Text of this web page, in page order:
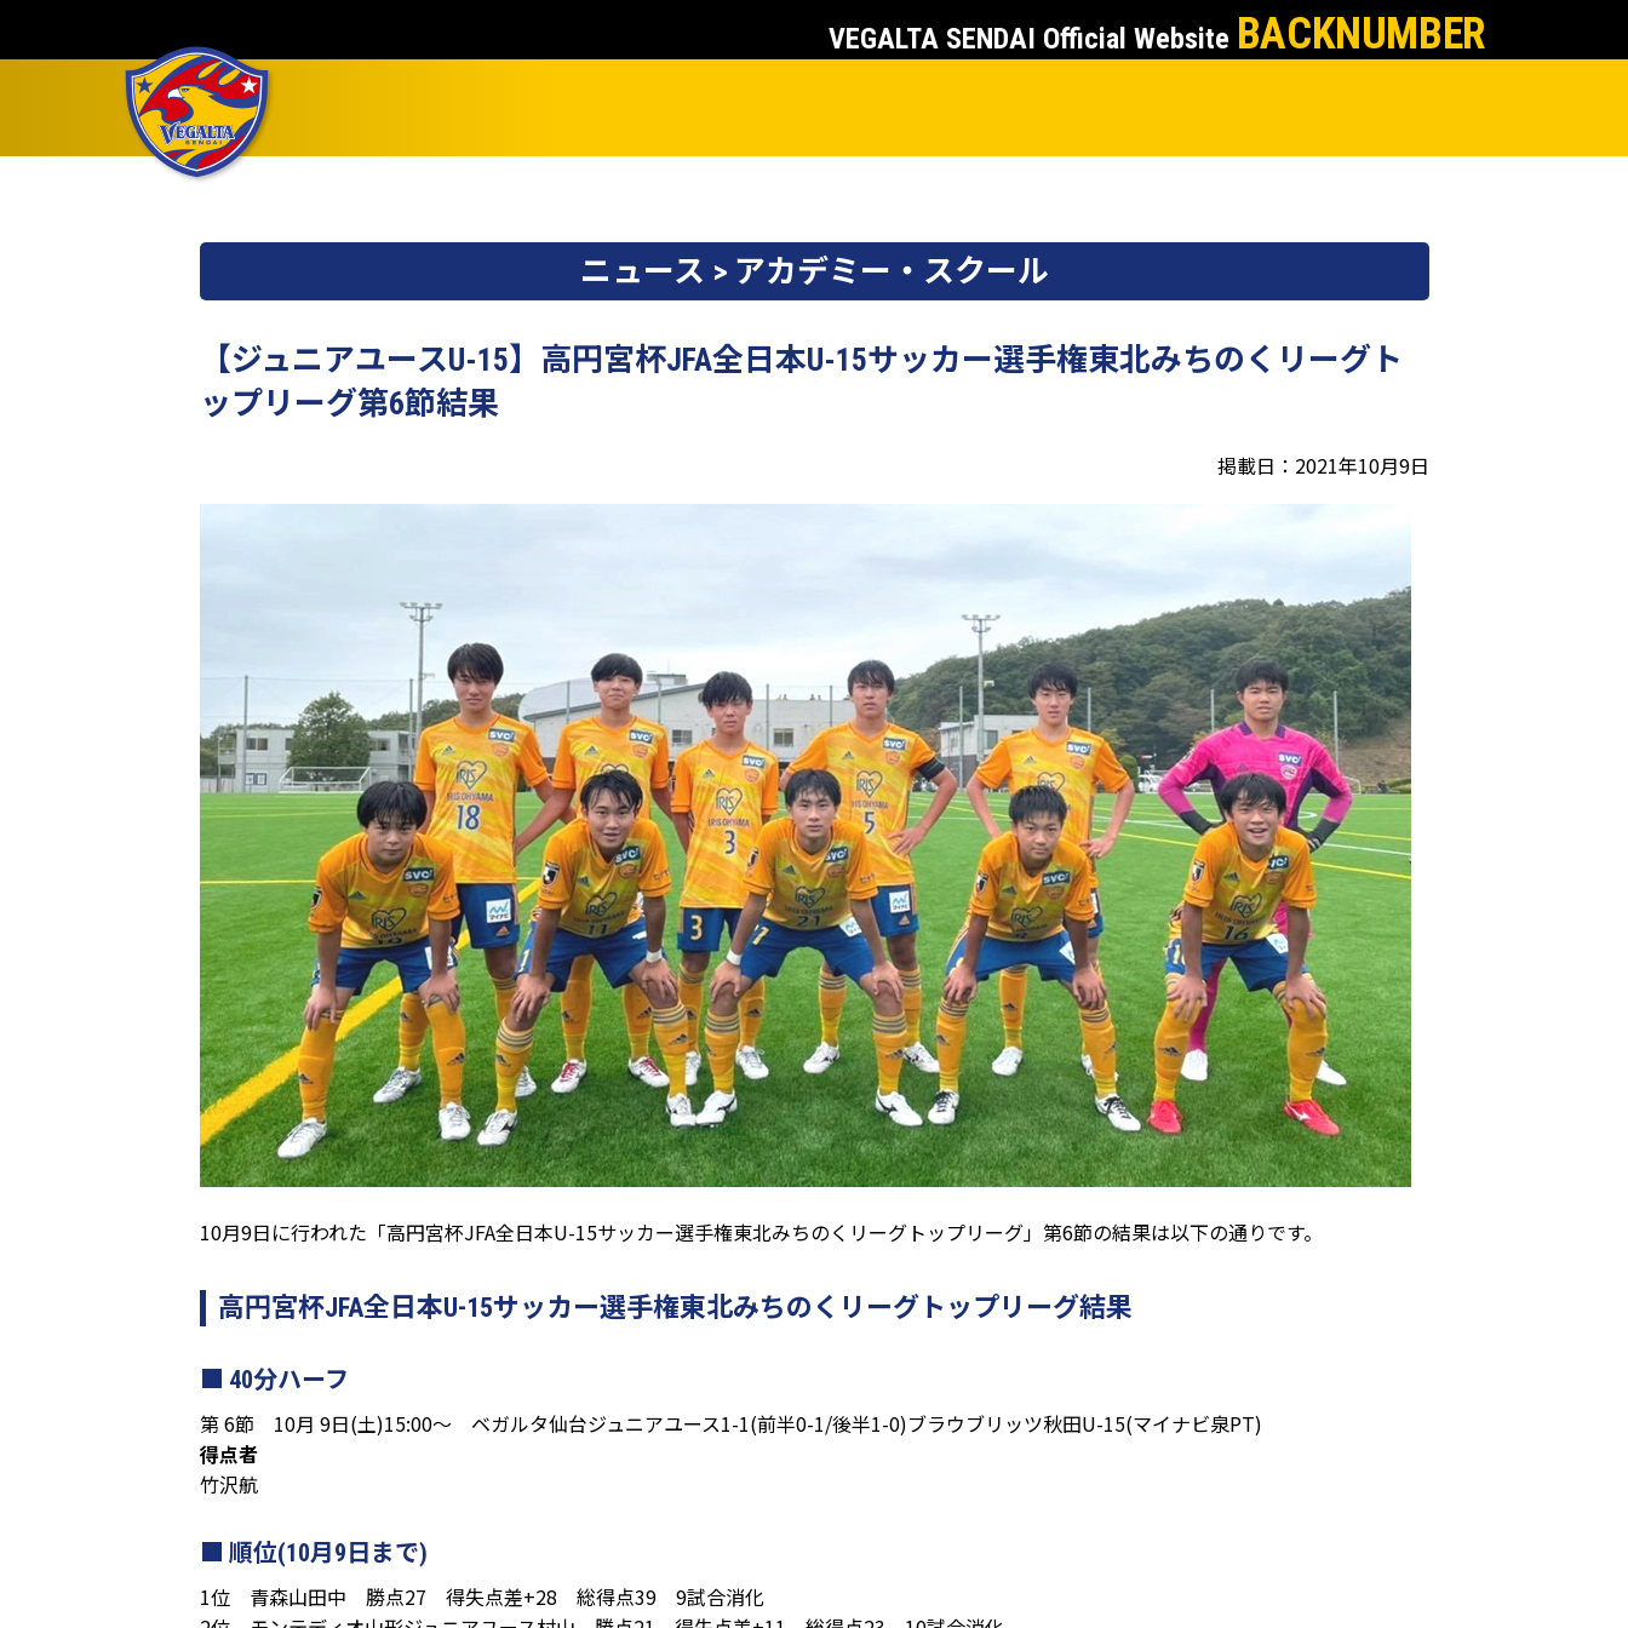
VEGALTA SENDAI Official Website BACKNUMBER
ニュース > アカデミー・スクール
【ジュニアユースU-15】高円宮杯JFA全日本U-15サッカー選手権東北みちのくリーグト
ップリーグ第6節結果
掲載日：2021年10月9日
10月9日に行われた「高円宮杯JFA全日本U-15サッカー選手権東北みちのくリーグトップリーグ」第6節の結果は以下の通りです。
高円宮杯JFA全日本U-15サッカー選手権東北みちのくリーグトップリーグ結果
40分ハーフ
第 6節 10月 9日(土)15:00～ ベガルタ仙台ジュニアユース1-1(前半0-1/後半1-0)ブラウブリッツ秋田U-15(マイナビ泉PT)
得点者
竹沢航
順位(10月9日まで)
1位 青森山田中 勝点27 得失点差+28 総得点39 9試合消化